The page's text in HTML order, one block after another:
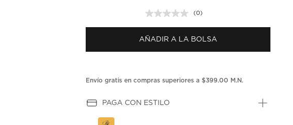
Sin
puntuación.
en
la
(0)
AÑADIR A LA BOLSA
Envío gratis en compras superiores a $399.00 M.N.
PAGA CON ESTILO